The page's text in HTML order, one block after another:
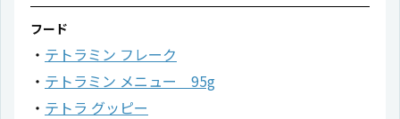
フード
テトラミン フレーク
テトラミン メニュー 95g
テトラ グッピー